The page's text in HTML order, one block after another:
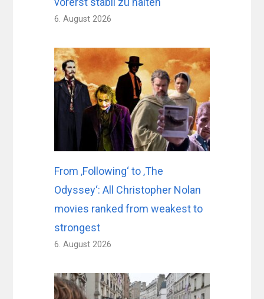
6. August 2026
From ‚Following‘ to ‚The
Odyssey‘: All Christopher Nolan
movies ranked from weakest to
strongest
6. August 2026